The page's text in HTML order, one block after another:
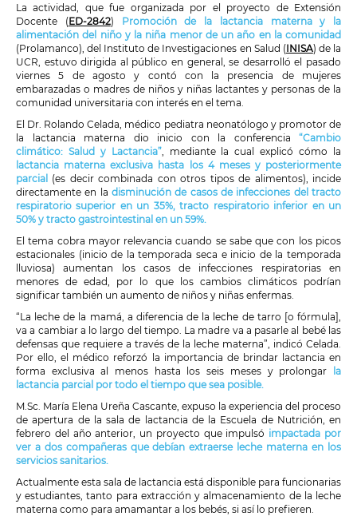
La actividad, que fue organizada por el proyecto de Extensión
Docente (ED-2842) Promoción de la lactancia materna y la
alimentación del niño y la niña menor de un año en la comunidad
(Prolamanco), del Instituto de Investigaciones en Salud (INISA) de la
UCR, estuvo dirigida al público en general, se desarrolló el pasado
viernes 5 de agosto y contó con la presencia de mujeres
embarazadas o madres de niños y niñas lactantes y personas de la
comunidad universitaria con interés en el tema.
El Dr. Rolando Celada, médico pediatra neonatólogo y promotor de
la lactancia materna dio inicio con la conferencia “Cambio
climático: Salud y Lactancia”, mediante la cual explicó cómo la
lactancia materna exclusiva hasta los 4 meses y posteriormente
parcial (es decir combinada con otros tipos de alimentos), incide
directamente en la disminución de casos de infecciones del tracto
respiratorio superior en un 35%, tracto respiratorio inferior en un
50% y tracto gastrointestinal en un 59%.
El tema cobra mayor relevancia cuando se sabe que con los picos
estacionales (inicio de la temporada seca e inicio de la temporada
lluviosa) aumentan los casos de infecciones respiratorias en
menores de edad, por lo que los cambios climáticos podrían
significar también un aumento de niños y niñas enfermas.
“La leche de la mamá, a diferencia de la leche de tarro [o fórmula],
va a cambiar a lo largo del tiempo. La madre va a pasarle al bebé las
defensas que requiere a través de la leche materna”, indicó Celada.
Por ello, el médico reforzó la importancia de brindar lactancia en
forma exclusiva al menos hasta los seis meses y prolongar la
lactancia parcial por todo el tiempo que sea posible.
M.Sc. María Elena Ureña Cascante, expuso la experiencia del proceso
de apertura de la sala de lactancia de la Escuela de Nutrición, en
febrero del año anterior, un proyecto que impulsó impactada por
ver a dos compañeras que debían extraerse leche materna en los
servicios sanitarios.
Actualmente esta sala de lactancia está disponible para funcionarias
y estudiantes, tanto para extracción y almacenamiento de la leche
materna como para amamantar a los bebés, si así lo prefieren.